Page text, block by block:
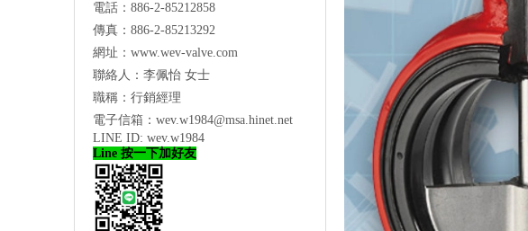
電話：886-2-85212858
傳真：886-2-85213292
網址： www.wev-valve.com
聯絡人：李佩怡 女士
職稱：行銷經理
電子信箱： wev.w1984@msa.hinet.net
LINE ID: wev.w1984
Line 按一下加好友